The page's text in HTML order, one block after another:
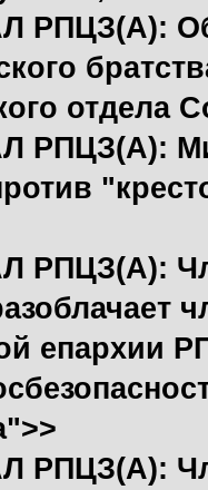
РПЦЗ(А):
отдела
РПЦЗ(А):
РПЦЗ(А):
епархии
РПЦЗ(А):